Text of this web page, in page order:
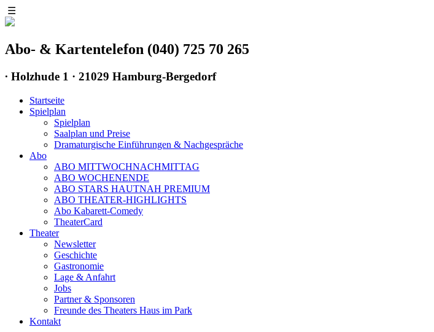
☰
Abo- & Kartentelefon (040) 725 70 265
∙ Holzhude 1 · 21029 Hamburg-Bergedorf
Startseite
Spielplan
Spielplan
Saalplan und Preise
Dramaturgische Einführungen & Nachgespräche
Abo
ABO MITTWOCHNACHMITTAG
ABO WOCHENENDE
ABO STARS HAUTNAH PREMIUM
ABO THEATER-HIGHLIGHTS
Abo Kabarett-Comedy
TheaterCard
Theater
Newsletter
Geschichte
Gastronomie
Lage & Anfahrt
Jobs
Partner & Sponsoren
Freunde des Theaters Haus im Park
Kontakt